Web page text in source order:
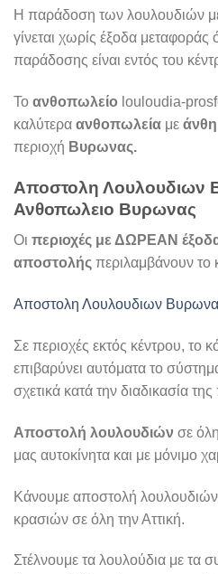
Η παράδοση των λουλουδιών
γίνεται χωρίς έξοδα μεταφοράς
παράδοσης είναι εντός του
Το ανθοπωλείο louloudia-
καλύτερα ανθοπωλεία με άνθη
περιοχή Βυρωνας.
Αποστολη Λουλουδιων
Ανθοπωλειο Βυρωνας
Οι περιοχές με ΔΩΡΕΑΝ
αποστολής περιλαμβάνουν το
Αποστολη Λουλουδιων
Σε περιοχές εκτός κέντρου, το
επιβαρύνει αυτόματα το
σχετικά κατά την διαδικασία
Αποστολή λουλουδιών σε
μας αυτοκίνητα και με μόνιμο
Κάνουμε αποστολή
κρασιών σε όλη την Αττική.
Στέλνουμε τα λουλούδια με τα